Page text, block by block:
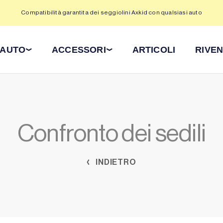
Compatibilità garantita dei seggiolini Axkid con qualsiasi auto
ACCESSORI ARTICOLI
Confronto dei sedili
INDIETRO